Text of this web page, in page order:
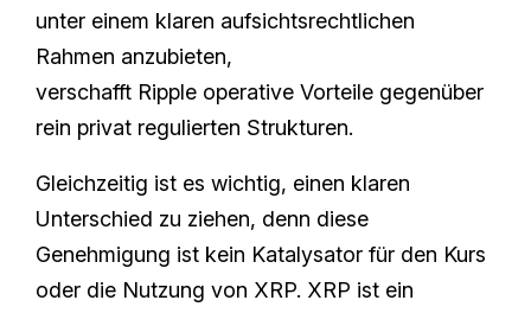
unter einem klaren aufsichtsrechtlichen
Rahmen anzubieten,
verschafft Ripple operative Vorteile gegenüber
rein privat regulierten Strukturen.
Gleichzeitig ist es wichtig, einen klaren
Unterschied zu ziehen, denn diese
Genehmigung ist kein Katalysator für den Kurs
oder die Nutzung von XRP. XRP ist ein